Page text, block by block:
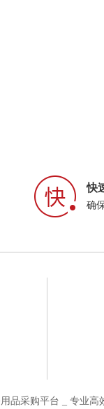
快
确
品采购平台 _ 专业